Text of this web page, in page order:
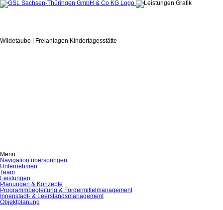
Wildetaube | Freianlagen Kindertagesstätte
Menü
Navigation überspringen
Unternehmen
Team
Leistungen
Planungen & Konzepte
Programmbegleitung & Fördermittelmanagement
Innenstadt- & Leerstandsmanagement
Objektplanung